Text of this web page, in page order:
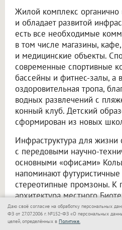
Жилой комплекс органично
и обладает развитой
есть все необходимые
в том числе магазины,
и медицинские объекты.
современные спортивные
бассейны и фитнес-залы, а
оздоровительная тропа,
водных развлечений с
конный клуб. Детский
сформирован из новых
Инфраструктура для жизни
с передовыми научно-
основными «офисами»
напоминают
стереотипные промзоны. К
архитектура местного
его в одну из главных
достопримечательностей.
Даю своё согласие на обработку персональных
ФЗ от 27.07.2006 г. №152-ФЗ «О персональных
целей, определённых в Политике.